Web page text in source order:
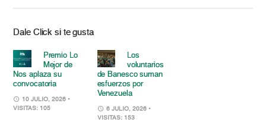
Dale Click si te gusta
Premio Lo
Mejor de
Nos aplaza su
convocatoria
10 JULIO, 2026 •
VISITAS: 105
Los
voluntarios
de Banesco suman
esfuerzos por
Venezuela
6 JULIO, 2026 •
VISITAS: 153